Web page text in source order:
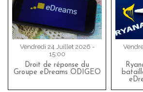
Vendredi 24 Juillet 2026 -
15:00
Droit de réponse du
Groupe eDreams ODIGEO